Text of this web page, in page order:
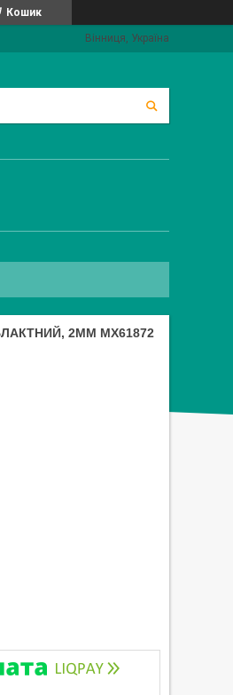
Кошик
Вінниця, Україна
2ММ MX61872